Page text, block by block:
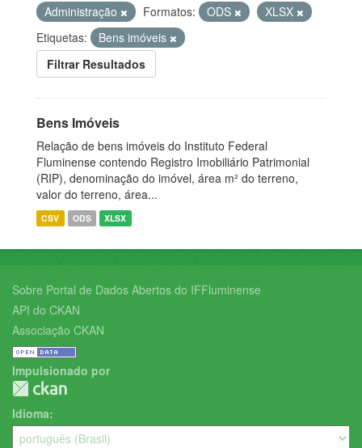
Administração
Formatos: ODS
XLSX
Etiquetas:
Bens imóveis
Filtrar Resultados
Bens Imóveis
Relação de bens imóveis do Instituto Federal
Fluminense contendo Registro Imobiliário Patrimonial
(RIP), denominação do imóvel, área m² do terreno,
valor do terreno, área...
CSV ODS XLSX
Sobre Portal de Dados Abertos do IFFluminense
API do CKAN
Associação CKAN
Impulsionado por
Idioma